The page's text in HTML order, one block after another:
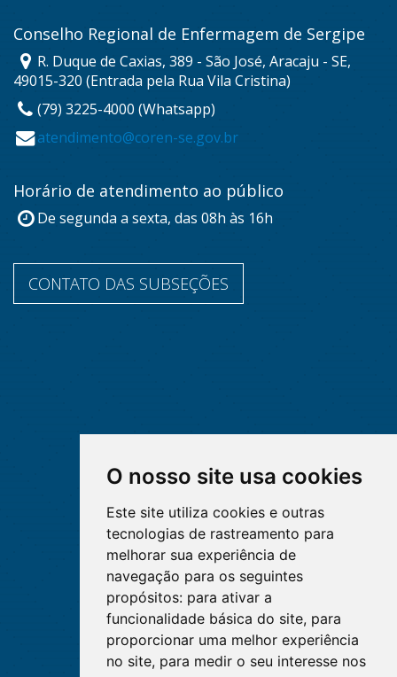
O nosso site usa cookies
Este site utiliza cookies e outras
tecnologias de rastreamento para
melhorar sua experiência de
navegação para os seguintes
propósitos: para ativar a
funcionalidade básica do site, para
proporcionar uma melhor experiência
no site, para medir o seu interesse nos
Conselho Regional de Enfermagem de Sergipe
R. Duque de Caxias, 389 - São José, Aracaju - SE,
49015-320 (Entrada pela Rua Vila Cristina)
(79) 3225-4000 (Whatsapp)
atendimento@coren-se.gov.br
Horário de atendimento ao público
De segunda a sexta, das 08h às 16h
CONTATO DAS SUBSEÇÕES